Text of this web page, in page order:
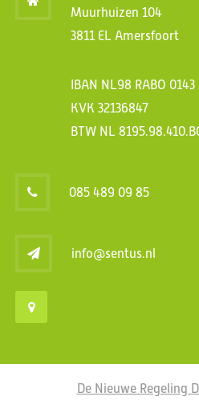
Muurhuizen 104
3811 EL Amersfoort
IBAN NL98 RABO
KVK 32136847
BTW NL
085 489 09 85
info@sentus.nl
De Nieuwe Regeling